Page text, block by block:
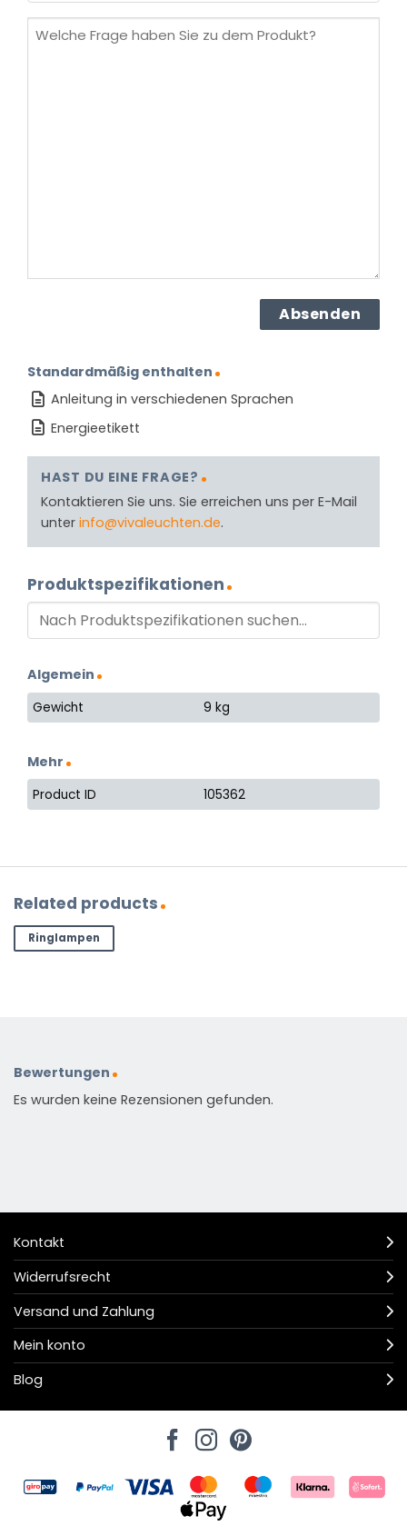
Welche
Standardmäßig enthalten
Anleitung in verschiedenen Sprachen
Energieetikett
HAST DU EINE FRAGE?
Kontaktieren Sie uns. Sie erreichen uns per E-Mail
unter info@vivaleuchten.de.
Produktspezifikationen
Algemein
Gewicht 9 kg
Mehr
Product ID 105362
Related products
Ringlampen
Bewertungen
Es wurden keine Rezensionen gefunden.
Kontakt
Widerrufsrecht
Versand und Zahlung
Mein konto
Blog